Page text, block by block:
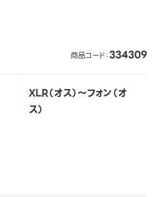
商品コード：334309
XLR（オス）～フォン（オ
ス）